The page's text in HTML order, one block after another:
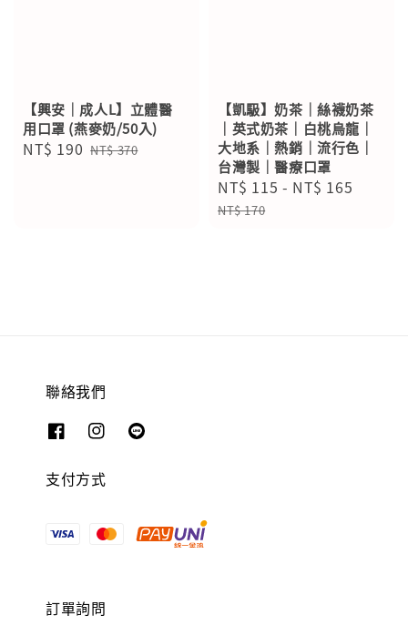
【興安｜成人L】立體醫
用口罩 (燕麥奶/50入)
Sale
NT$ 190 Regular
NT$ 370
【凱馺】奶茶｜絲襪奶茶
｜英式奶茶｜白桃烏龍｜
大地系｜熱銷｜流行色｜
台灣製｜醫療口罩
Sale
price
NT$ 115 - NT$ 165
NT$ 170
聯絡我們
支付方式
訂單詢問